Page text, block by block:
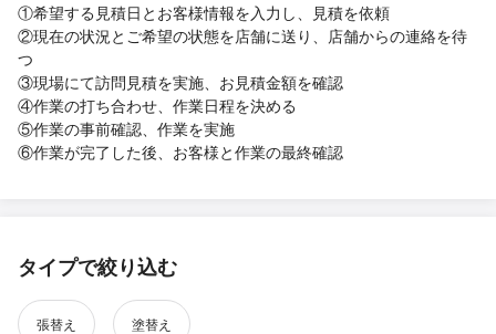
①希望する見積日とお客様情報を入力し、見積を依頼
②現在の状況とご希望の状態を店舗に送り、店舗からの連絡を待
つ
③現場にて訪問見積を実施、お見積金額を確認
④作業の打ち合わせ、作業日程を決める
⑤作業の事前確認、作業を実施
⑥作業が完了した後、お客様と作業の最終確認
タイプで絞り込む
張替え 塗替え